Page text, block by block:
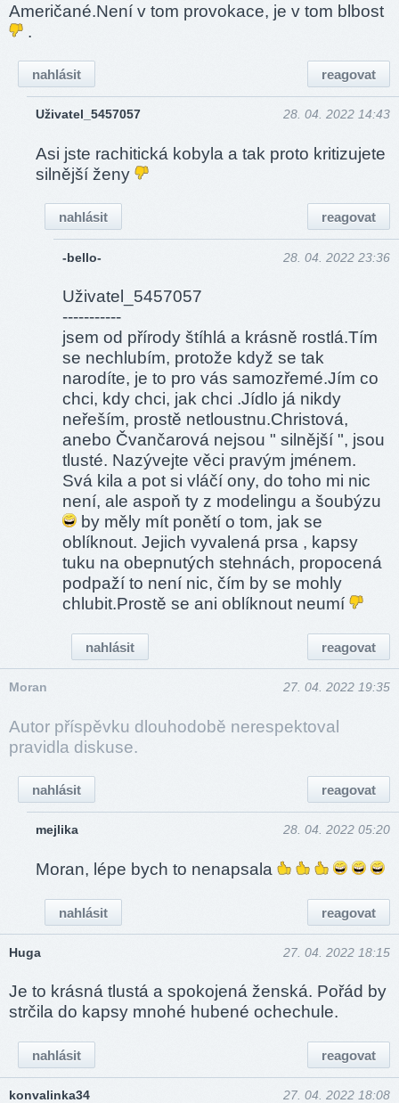
Američané.Není v tom provokace, je v tom blbost
.
reagovat
nahlásit
Uživatel_5457057 28. 04. 2022 14:43
Asi jste rachitická kobyla a tak proto kritizujete
silnější ženy
reagovat
nahlásit
-bello- 28. 04. 2022 23:36
Uživatel_5457057
-----------
jsem od přírody štíhlá a krásně rostlá.Tím
se nechlubím, protože když se tak
narodíte, je to pro vás samozřemé.Jím co
chci, kdy chci, jak chci .Jídlo já nikdy
neřeším, prostě netlou­stnu­.Chris­tová,
anebo Čvančarová nejsou " silnější ", jsou
tlusté. Nazývejte věci pravým jménem.
Svá kila a pot si vláčí ony, do toho mi nic
není, ale aspoň ty z modelingu a šoubýzu
by měly mít ponětí o tom, jak se
oblíknout. Jejich vyvalená prsa , kapsy
tuku na obepnutých stehnách, propocená
podpaží to není nic, čím by se mohly
chlubit.Prostě se ani oblíknout neumí
reagovat
nahlásit
Moran 27. 04. 2022 19:35
Autor příspěvku dlouhodobě nerespektoval
pravidla diskuse.
reagovat
nahlásit
mejlika 28. 04. 2022 05:20
Moran, lépe bych to nenapsala
reagovat
nahlásit
Huga 27. 04. 2022 18:15
Je to krásná tlustá a spokojená ženská. Pořád by
strčila do kapsy mnohé hubené ochechule.
reagovat
nahlásit
konvalinka34 27. 04. 2022 18:08